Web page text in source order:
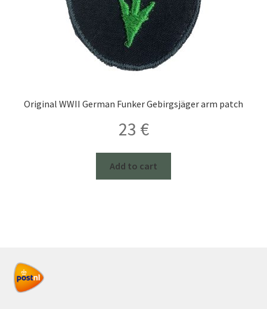
Original WWII German Funker Gebirgsjäger arm patch
23 €
Add to cart